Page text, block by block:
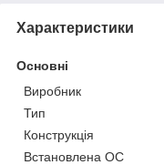
Характеристики
Основні
Виробник
Тип
Конструкція
Встановлена ОС